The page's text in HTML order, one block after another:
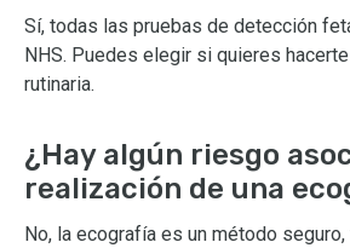
Sí, todas las pruebas de detección
NHS. Puedes elegir si quieres
rutinaria.
¿Hay algún riesgo
realización de una
No, la ecografía es un método